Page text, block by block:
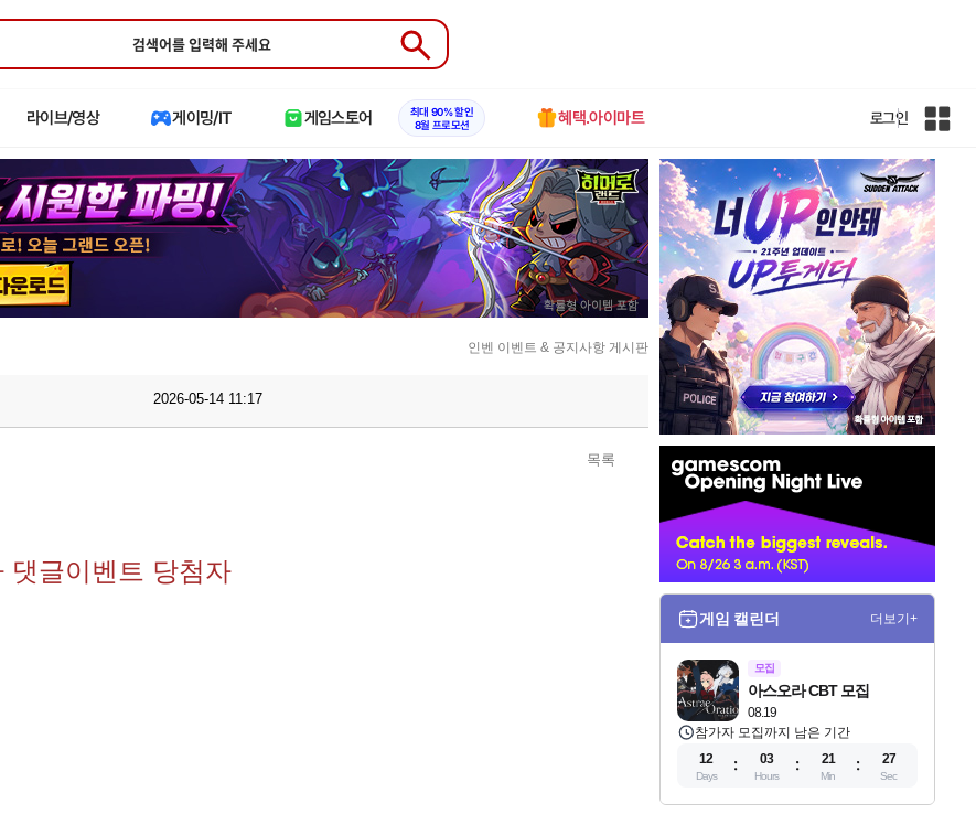
Submit
라이브/영상 게이밍/IT 게임스토어
최대 90% 할인
8월 프로모션
혜택.아이마트 로그인
인
인벤 이벤트 & 공지사항 게시판
2026-05-14 11:17
목록
댓글이벤트 당첨자
벤
게임 캘린더 더보기+
모집
08.19
아스오라 CBT 모집
참가자 모집까지 남은 기간
12
Days
03
Hours
21
Min
26
Sec